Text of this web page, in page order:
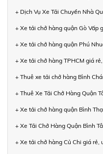
+ Dịch Vụ Xe Tải Chuyển Nhà
+ Xe tải chở hàng quận Gò Vấp
+ Xe tải chở hàng quận Phú
+ Xe tải chở hàng TPHCM giá
+ Thuê xe tải chở hàng Bình
+ Thuê Xe Tải Chở Hàng Quận
+ Xe tải chở hàng quận Bình
+ Xe Tải Chở Hàng Quận Bình
+ Xe tải chở hàng Củ Chi giá rẻ,